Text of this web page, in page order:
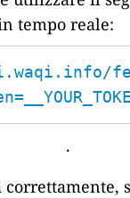
tempo reale:
.
correttamente,